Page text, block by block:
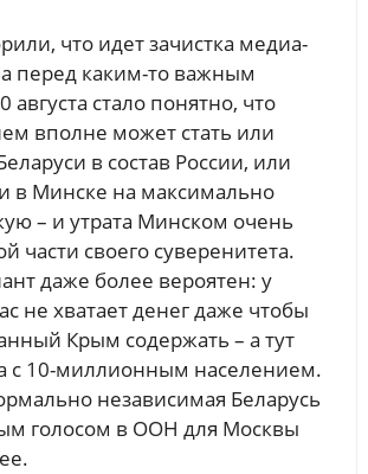
что идет зачистка медиа-
перед каким-то важным
августа стало понятно, что
вполне может стать или
в состав России, или
в Минске на максимально
– и утрата Минском очень
части своего суверенитета.
даже более вероятен: у
не хватает денег даже чтобы
Крым содержать – а тут
с 10-миллионным населением.
независимая Беларусь
голосом в ООН для Москвы